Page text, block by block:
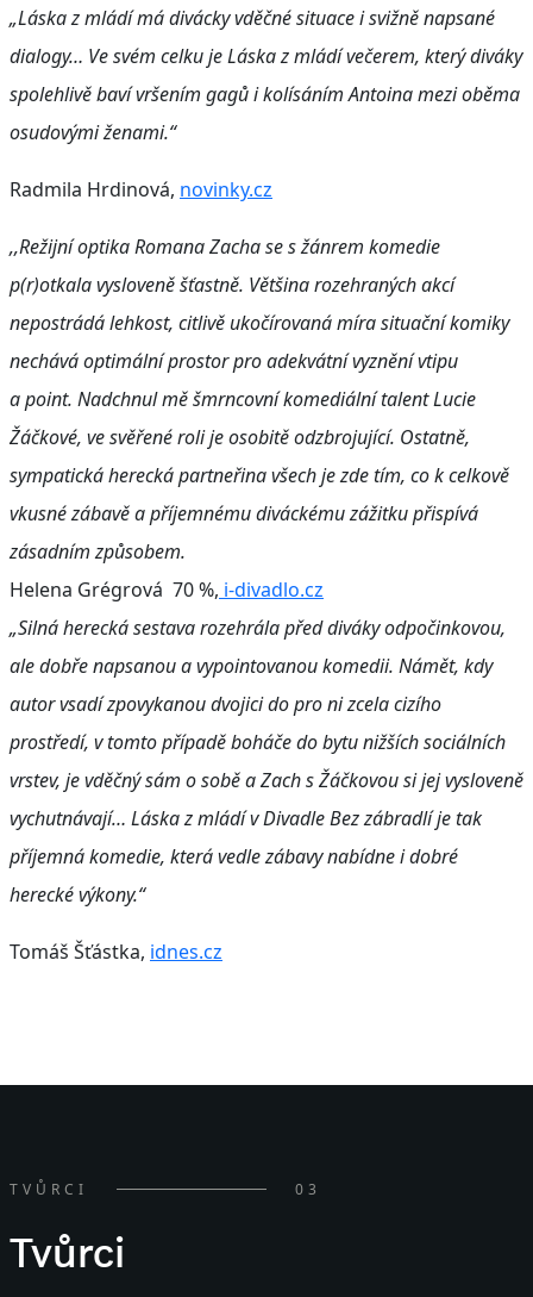
„Láska z mládí má divácky vděčné situace i svižně napsané
dialogy… Ve svém celku je Láska z mládí večerem, který diváky
spolehlivě baví vršením gagů i kolísáním Antoina mezi oběma
osudovými ženami.“
Radmila Hrdinová, novinky.cz
,,Režijní optika Romana Zacha se s žánrem komedie
p(r)otkala vysloveně šťastně. Většina rozehraných akcí
nepostrádá lehkost, citlivě ukočírovaná míra situační komiky
nechává optimální prostor pro adekvátní vyznění vtipu
a point. Nadchnul mě šmrncovní komediální talent Lucie
Žáčkové, ve svěřené roli je osobitě odzbrojující. Ostatně,
sympatická herecká partneřina všech je zde tím, co k celkově
vkusné zábavě a příjemnému diváckému zážitku přispívá
zásadním způsobem.
Helena Grégrová 70 %, i-divadlo.cz
„Silná herecká sestava rozehrála před diváky odpočinkovou,
ale dobře napsanou a vypointovanou komedii. Námět, kdy
autor vsadí zpovykanou dvojici do pro ni zcela cizího
prostředí, v tomto případě boháče do bytu nižších sociálních
vrstev, je vděčný sám o sobě a Zach s Žáčkovou si jej vysloveně
vychutnávají… Láska z mládí v Divadle Bez zábradlí je tak
příjemná komedie, která vedle zábavy nabídne i dobré
herecké výkony.“
Tomáš Šťástka, idnes.cz
Tvůrci
TVŮRCI 03